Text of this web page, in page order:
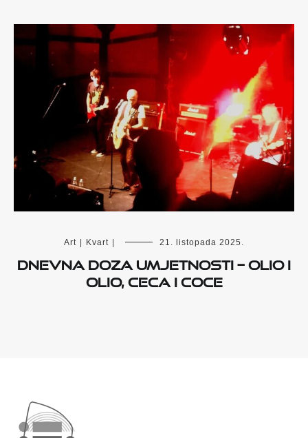
Art Kvart 21. listopada 2025.
Dnevna doza umjetnosti – Olio i
Olio, Ceca i Coce